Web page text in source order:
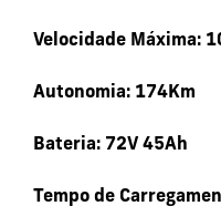
Velocidade Máxima:
Autonomia: 174Km
Bateria: 72V 45Ah
Tempo de